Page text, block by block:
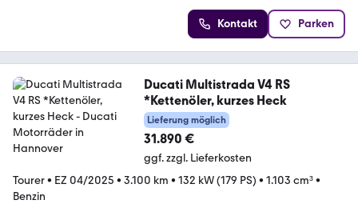
Kontakt Parken
Ducati Multistrada V4 RS
*Kettenöler, kurzes Heck
Lieferung möglich
31.890 €
ggf. zzgl. Lieferkosten
Tourer• EZ 04/2025 • 3.100 km • 132 kW (179 PS) • 1.103 cm³•
Benzin